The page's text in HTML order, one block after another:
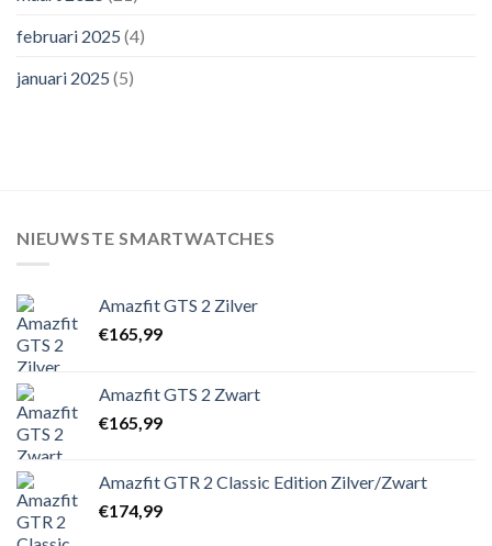
februari 2025 (4)
januari 2025 (5)
NIEUWSTE SMARTWATCHES
Amazfit GTS 2 Zilver
€165,99
Amazfit GTS 2 Zwart
€165,99
Amazfit GTR 2 Classic Edition Zilver/Zwart
€174,99